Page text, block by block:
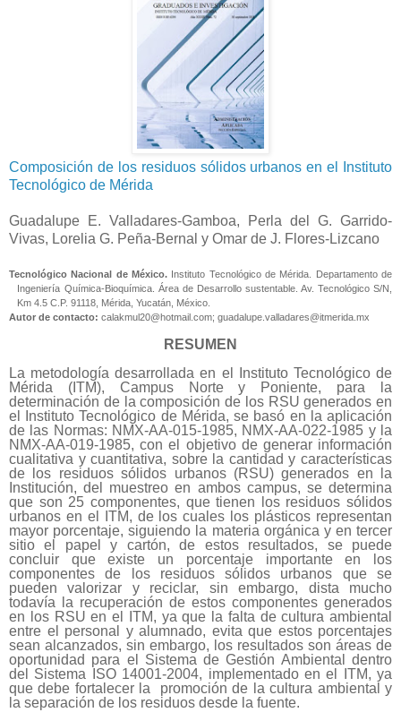
Composición de los residuos sólidos urbanos en el Instituto
Tecnológico de Mérida
Guadalupe E. Valladares-Gamboa, Perla del G. Garrido-
Vivas, Lorelia G. Peña-Bernal y Omar de J. Flores-Lizcano
Tecnológico Nacional de México. Instituto Tecnológico de Mérida. Departamento de
Ingeniería Química-Bioquímica. Área de Desarrollo sustentable. Av. Tecnológico S/N,
Km 4.5 C.P. 91118, Mérida, Yucatán, México.
Autor de contacto: calakmul20@hotmail.com; guadalupe.valladares@itmerida.mx
RESUMEN
La metodología desarrollada en el Instituto Tecnológico de
Mérida (ITM), Campus Norte y Poniente, para la
determinación de la composición de los RSU generados en
el Instituto Tecnológico de Mérida, se basó en la aplicación
de las Normas: NMX-AA-015-1985, NMX-AA-022-1985 y la
NMX-AA-019-1985, con el objetivo de generar información
cualitativa y cuantitativa, sobre la cantidad y características
de los residuos sólidos urbanos (RSU) generados en la
Institución, del muestreo en ambos campus, se determina
que son 25 componentes, que tienen los residuos sólidos
urbanos en el ITM, de los cuales los plásticos representan
mayor porcentaje, siguiendo la materia orgánica y en tercer
sitio el papel y cartón, de estos resultados, se puede
concluir que existe un porcentaje importante en los
componentes de los residuos sólidos urbanos que se
pueden valorizar y reciclar, sin embargo, dista mucho
todavía la recuperación de estos componentes generados
en los RSU en el ITM, ya que la falta de cultura ambiental
entre el personal y alumnado, evita que estos porcentajes
sean alcanzados, sin embargo, los resultados son áreas de
oportunidad para el Sistema de Gestión Ambiental dentro
del Sistema ISO 14001-2004, implementado en el ITM, ya
que debe fortalecer la
promoción de la cultura ambiental y
la separación de los residuos desde la fuente.